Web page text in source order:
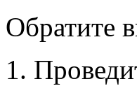
Обратите